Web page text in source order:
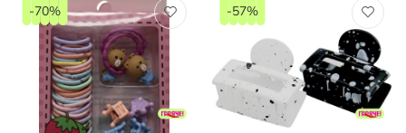
-70% -57%